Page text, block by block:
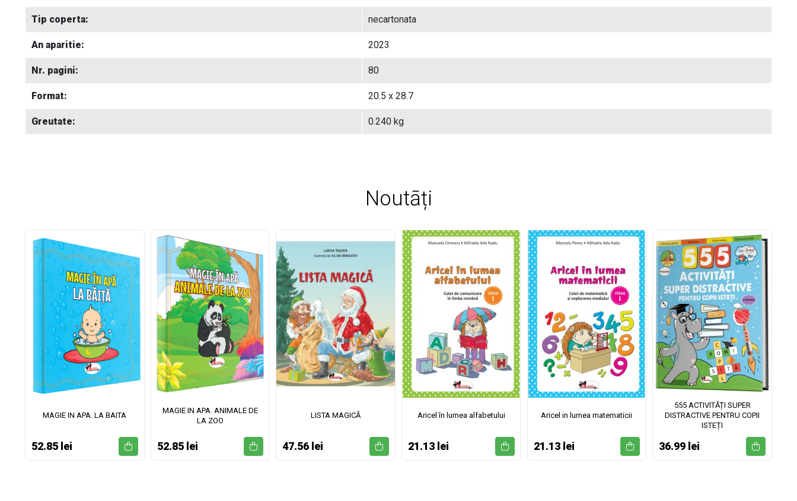
Tip coperta: necartonata
An aparitie: 2023
Nr. pagini: 80
Format: 20.5 x 28.7
Greutate: 0.240 kg
Noutāți
MAGIE IN APA. LA BAITA
52.85 lei
MAGIE IN APA. ANIMALE DE
LA ZOO
52.85 lei
LISTA MAGICĂ
47.56 lei
Aricel în lumea alfabetului
21.13 lei
Aricel in lumea matematicii
21.13 lei
555 ACTIVITĂȚI SUPER
DISTRACTIVE PENTRU COPII
ISTEȚI
36.99 lei